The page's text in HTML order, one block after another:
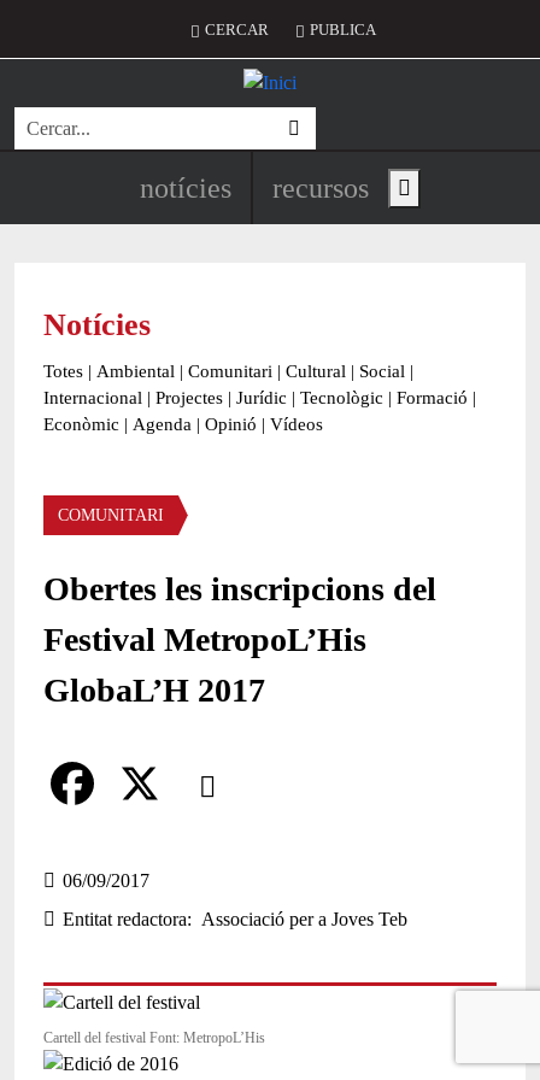
Menú del compte d'usuari
CERCAR PUBLICA
Cerca
Navegació principal de
notícies recursos Show main menu
Notícies
Totes | Ambiental | Comunitari | Cultural | Social |
Internacional | Projectes | Jurídic | Tecnològic | Formació |
Econòmic | Agenda | Opinió | Vídeos
Àmbit de la notícia
COMUNITARI
Obertes les inscripcions del
Festival MetropoL’His
GlobaL’H 2017
Comparteix
a
c
b
o
06/09/2017
Entitat redactora
Associació per a Joves Teb
Cartell del festival Font: MetropoL’His